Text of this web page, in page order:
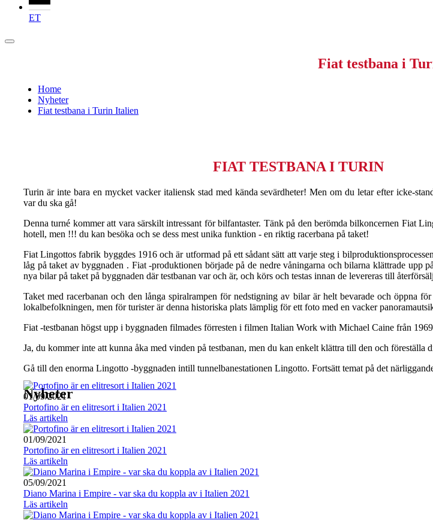
ET
Fiat testbana i
Home
Nyheter
Fiat testbana i Turin Italien
FIAT TESTBANA I TURIN
Turin är inte bara en mycket vacker italiensk stad med kända sevärdheter! Men om du letar efter icke-
var du ska gå!
Denna turné kommer att vara särskilt intressant för bilfantaster. Tänk på den berömda bilkoncernen Fiat
hotell, men !!! du kan besöka och se dess mest unika funktion - en riktig racerbana på taket!
Fiat Lingottos fabrik byggdes 1916 och är utformad på ett sådant sätt att varje steg i
låg på taket av byggnaden . Fiat -produktionen började på de nedre våningarna och bilarna klättrade upp
nya bilar på taket på byggnaden där testbanan var och är, och körs och testas innan de levereras till
Taket med racerbanan och den långa spiralrampen för nedstigning av bilar är helt bevarade och öppna
lokalbefolkningen, men för turister är denna historiska plats lämplig för ett foto med en vacker
Fiat -testbanan högst upp i byggnaden filmades förresten i filmen Italian Work with Michael Caine från
Ja, du kommer inte att kunna åka med vinden på testbanan, men du kan enkelt klättra till den och
Gå till den enorma Lingotto -byggnaden intill tunnelbanestationen Lingotto. Fortsätt temat på det
Nyheter
01/09/2021
Portofino är en elitresort i Italien 2021
Läs artikeln
01/09/2021
Portofino är en elitresort i Italien 2021
Läs artikeln
05/09/2021
Diano Marina i Empire - var ska du koppla av i Italien 2021
Läs artikeln